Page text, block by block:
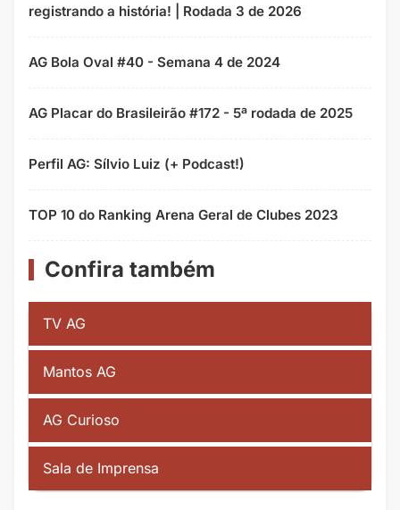
registrando a história! | Rodada 3 de 2026
AG Bola Oval #40 - Semana 4 de 2024
AG Placar do Brasileirão #172 - 5ª rodada de 2025
Perfil AG: Sílvio Luiz (+ Podcast!)
TOP 10 do Ranking Arena Geral de Clubes 2023
Confira também
TV AG
Mantos AG
AG Curioso
Sala de Imprensa